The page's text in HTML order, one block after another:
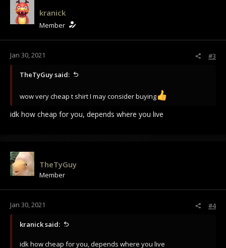
kranick
Member
Jan 30, 2021 #3
TheTyGuy said:
wow very cheap t shirt I may consider buying
idk how cheap for you, depends where you live
TheTyGuy
Member
Jan 30, 2021 #4
kranick said:
idk how cheap for you, depends where you live